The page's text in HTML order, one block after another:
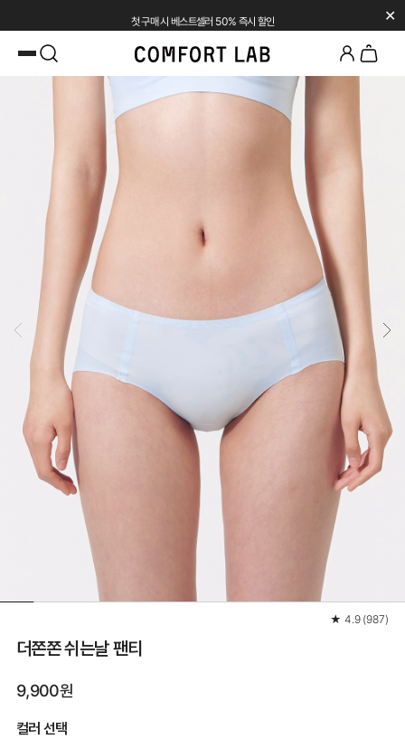
첫 구매 시 베스트셀러 50% 즉시 할인 ✕
★ 4.9 (987)
더쫀쫀 쉬는날 팬티
9,900원
컬러 선택